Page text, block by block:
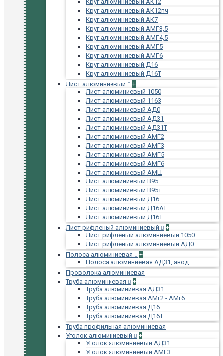
Круг алюминиевый АК12
Круг алюминиевый АК12пч
Круг алюминиевый АК7
Круг алюминиевый АМГ3,5
Круг алюминиевый АМГ4,5
Круг алюминиевый АМГ5
Круг алюминиевый АМГ6
Круг алюминиевый Д16
Круг алюминиевый Д16Т
Лист алюминиевый
+
Лист алюминиевый 1050
Лист алюминиевый 1163
Лист алюминиевый АД0
Лист алюминиевый АД31
Лист алюминиевый АД31Т
Лист алюминиевый АМГ2
Лист алюминиевый АМГ3
Лист алюминиевый АМГ5
Лист алюминиевый АМГ6
Лист алюминиевый АМЦ
Лист алюминиевый В95
Лист алюминиевый В95т
Лист алюминиевый Д16
Лист алюминиевый Д16АТ
Лист алюминиевый Д16Т
Лист рифленый алюминиевый
+
Лист рифленый алюминиевый 1050
Лист рифленый алюминиевый АД0
Полоса алюминиевая
+
Полоса алюминиевая АД31, анод.
Проволока алюминиевая
Труба алюминиевая
+
Труба алюминиевая АД31
Труба алюминиевая АМг2 - АМг6
Труба алюминиевая Д16
Труба алюминиевая Д16Т
Труба профильная алюминиевая
Уголок алюминиевый
+
Уголок алюминиевый АД31
Уголок алюминиевый АМГ3